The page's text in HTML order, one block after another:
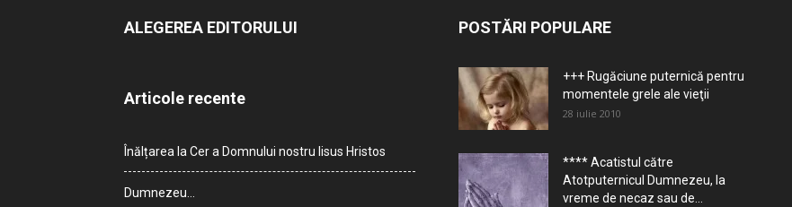
ALEGEREA EDITORULUI
Articole recente
Înălțarea la Cer a Domnului nostru Iisus Hristos
Dumnezeu…
POSTĂRI POPULARE
+++ Rugăciune puternică pentru
momentele grele ale vieţii
28 iulie 2010
**** Acatistul către
Atotputernicul Dumnezeu, la
vreme de necaz sau de...